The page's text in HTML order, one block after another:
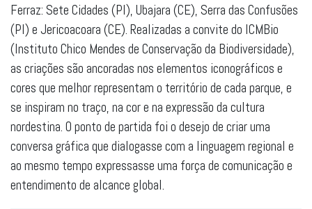
Ferraz: Sete Cidades (PI), Ubajara (CE), Serra das Confusões
(PI) e Jericoacoara (CE). Realizadas a convite do ICMBio
(Instituto Chico Mendes de Conservação da Biodiversidade),
as criações são ancoradas nos elementos iconográficos e
cores que melhor representam o território de cada parque, e
se inspiram no traço, na cor e na expressão da cultura
nordestina. O ponto de partida foi o desejo de criar uma
conversa gráfica que dialogasse com a linguagem regional e
ao mesmo tempo expressasse uma força de comunicação e
entendimento de alcance global.